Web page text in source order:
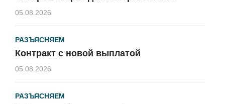
05.08.2026
РАЗЪЯСНЯЕМ
Контракт с новой выплатой
05.08.2026
РАЗЪЯСНЯЕМ